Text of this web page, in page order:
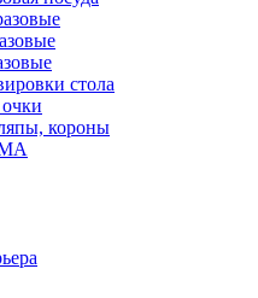
стола
короны